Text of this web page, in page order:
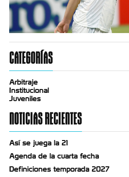
CATEGORÍAS
Arbitraje
Institucional
Juveniles
NOTICIAS RECIENTES
Así se juega la 21
Agenda de la cuarta fecha
Definiciones temporada 2027